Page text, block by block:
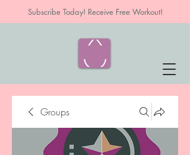
Subscribe Today! Receive Free Workout!
Groups